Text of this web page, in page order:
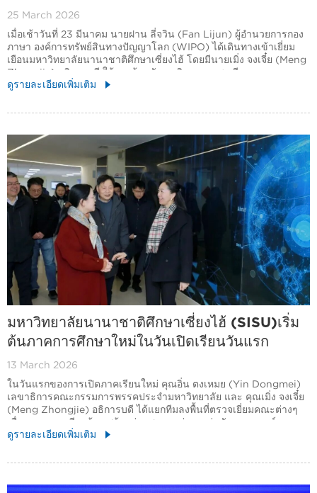
25 March 2026
เมื่อเช้าวันที่ 23 มีนาคม นายฝาน ลี่จวิน (Fan Lijun) ผู้อำนวยการกอง
ภาษา องค์การทรัพย์สินทางปัญญาโลก (WIPO) ได้เดินทางเข้าเยี่ยม
เยือนมหาวิทยาลัยนานาชาติศึกษาเซี่ยงไฮ้ โดยมีนายเมิ่ง จงเจี๋ย (Meng
Zhongjie) อธิการบดี ให้การต้อนรับ ณ วิทยาเขตซงเจียง
ดูรายละเอียดเพิ่มเติม
มหาวิทยาลัยนานาชาติศึกษาเซี่ยงไฮ้ (SISU)เริ่ม
ต้นภาคการศึกษาใหม่ในวันเปิดเรียนวันแรก
13 March 2026
ในวันแรกของการเปิดภาคเรียนใหม่ คุณอิ่น ตงเหมย (Yin Dongmei)
เลขาธิการคณะกรรมการพรรคประจำมหาวิทยาลัย และ คุณเมิ่ง จงเจี๋ย
(Meng Zhongjie) อธิการบดี ได้แยกทีมลงพื้นที่ตรวจเยี่ยมคณะต่างๆ
เพื่อดูแลความเรียบร้อย พร้อมร่วมพูดคุยอย่างอบอุ่นกับคณาจารย์และ
นักศึกษา
ดูรายละเอียดเพิ่มเติม